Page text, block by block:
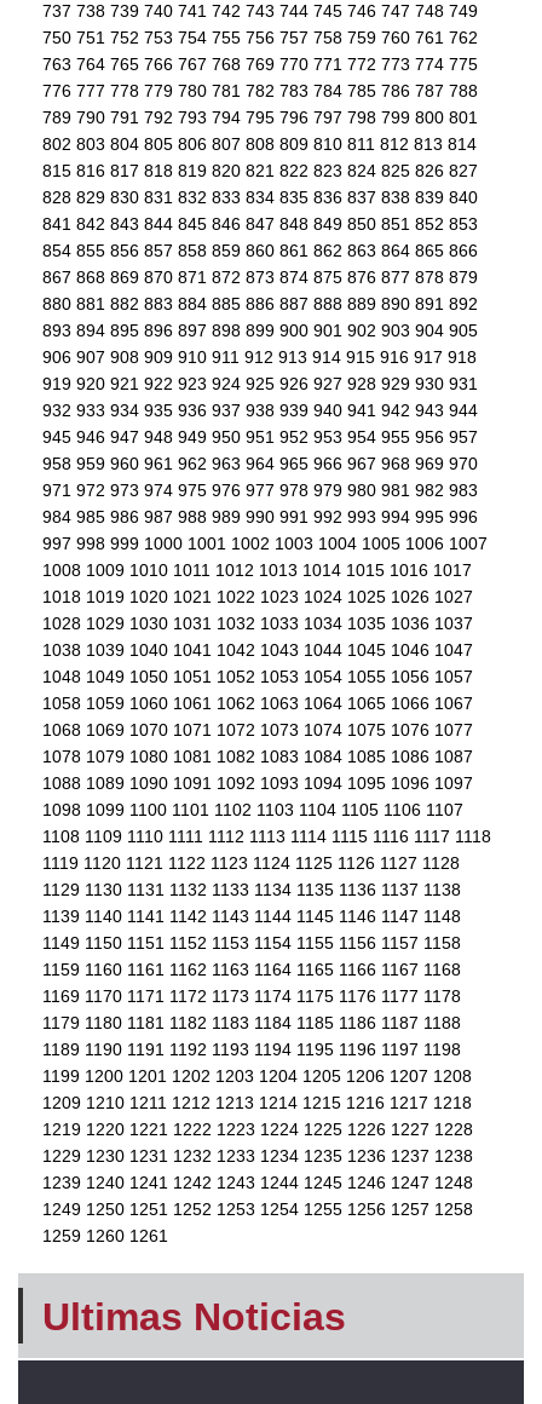
737 738 739 740 741 742 743 744 745 746 747 748 749
750 751 752 753 754 755 756 757 758 759 760 761 762
763 764 765 766 767 768 769 770 771 772 773 774 775
776 777 778 779 780 781 782 783 784 785 786 787 788
789 790 791 792 793 794 795 796 797 798 799 800 801
802 803 804 805 806 807 808 809 810 811 812 813 814
815 816 817 818 819 820 821 822 823 824 825 826 827
828 829 830 831 832 833 834 835 836 837 838 839 840
841 842 843 844 845 846 847 848 849 850 851 852 853
854 855 856 857 858 859 860 861 862 863 864 865 866
867 868 869 870 871 872 873 874 875 876 877 878 879
880 881 882 883 884 885 886 887 888 889 890 891 892
893 894 895 896 897 898 899 900 901 902 903 904 905
906 907 908 909 910 911 912 913 914 915 916 917 918
919 920 921 922 923 924 925 926 927 928 929 930 931
932 933 934 935 936 937 938 939 940 941 942 943 944
945 946 947 948 949 950 951 952 953 954 955 956 957
958 959 960 961 962 963 964 965 966 967 968 969 970
971 972 973 974 975 976 977 978 979 980 981 982 983
984 985 986 987 988 989 990 991 992 993 994 995 996
997 998 999 1000 1001 1002 1003 1004 1005 1006 1007
1008 1009 1010 1011 1012 1013 1014 1015 1016 1017
1018 1019 1020 1021 1022 1023 1024 1025 1026 1027
1028 1029 1030 1031 1032 1033 1034 1035 1036 1037
1038 1039 1040 1041 1042 1043 1044 1045 1046 1047
1048 1049 1050 1051 1052 1053 1054 1055 1056 1057
1058 1059 1060 1061 1062 1063 1064 1065 1066 1067
1068 1069 1070 1071 1072 1073 1074 1075 1076 1077
1078 1079 1080 1081 1082 1083 1084 1085 1086 1087
1088 1089 1090 1091 1092 1093 1094 1095 1096 1097
1098 1099 1100 1101 1102 1103 1104 1105 1106 1107
1108 1109 1110 1111 1112 1113 1114 1115 1116 1117 1118
1119 1120 1121 1122 1123 1124 1125 1126 1127 1128
1129 1130 1131 1132 1133 1134 1135 1136 1137 1138
1139 1140 1141 1142 1143 1144 1145 1146 1147 1148
1149 1150 1151 1152 1153 1154 1155 1156 1157 1158
1159 1160 1161 1162 1163 1164 1165 1166 1167 1168
1169 1170 1171 1172 1173 1174 1175 1176 1177 1178
1179 1180 1181 1182 1183 1184 1185 1186 1187 1188
1189 1190 1191 1192 1193 1194 1195 1196 1197 1198
1199 1200 1201 1202 1203 1204 1205 1206 1207 1208
1209 1210 1211 1212 1213 1214 1215 1216 1217 1218
1219 1220 1221 1222 1223 1224 1225 1226 1227 1228
1229 1230 1231 1232 1233 1234 1235 1236 1237 1238
1239 1240 1241 1242 1243 1244 1245 1246 1247 1248
1249 1250 1251 1252 1253 1254 1255 1256 1257 1258
1259 1260 1261
Ultimas Noticias